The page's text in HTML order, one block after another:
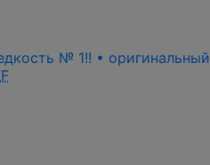
№ 1!! • оригинальный